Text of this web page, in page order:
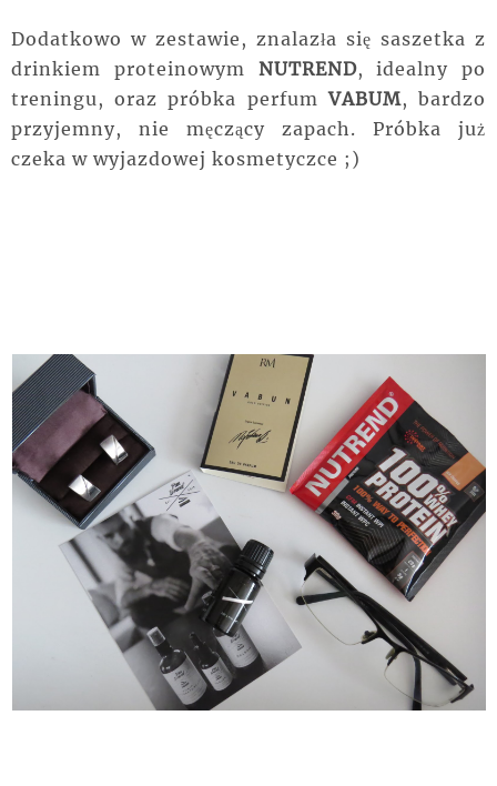
Dodatkowo w zestawie, znalazła się saszetka z
drinkiem proteinowym NUTREND, idealny po
treningu, orazpróbka perfumVABUM, bardzo
przyjemny, nie męczący zapach. Próbka już
czeka w wyjazdowej kosmetyczce ;)